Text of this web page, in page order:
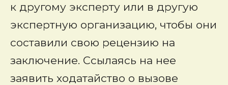
к другому эксперту или в другую
экспертную организацию, чтобы они
составили свою рецензию на
заключение. Ссылаясь на нее
заявить ходатайство о вызове